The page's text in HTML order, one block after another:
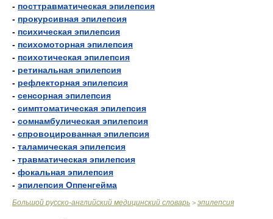
- посттравматическая эпилепсия
- прокурсивная эпилепсия
- психическая эпилепсия
- психомоторная эпилепсия
- психотическая эпилепсия
- ретинальная эпилепсия
- рефлекторная эпилепсия
- сенсорная эпилепсия
- симптоматическая эпилепсия
- сомнамбулическая эпилепсия
- спровоцированная эпилепсия
- таламическая эпилепсия
- травматическая эпилепсия
- фокальная эпилепсия
- эпилепсия Оппенгейма
Большой русско-английский медицинский словарь > эпилепсия